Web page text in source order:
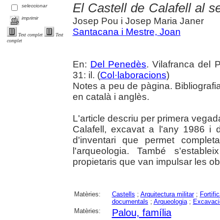
seleccionar
imprimir
Text complet
Text
complet
El Castell de Calafell al
Josep Pou i Josep Maria Janer
Santacana i Mestre, Joan
En: Del Penedès. Vilafranca del
31: il. (Col·laboracions)
Notes a peu de pàgina.
en català i anglès.
L'article descriu per primera
Calafell, excavat a l'any 1986 i
d'inventari que permet
l'arqueologia. També
propietaris que van impulsar les
Matèries: Castells ; Arquitectura militar;
documentals ; Arqueologia;
Matèries:
Palou, família